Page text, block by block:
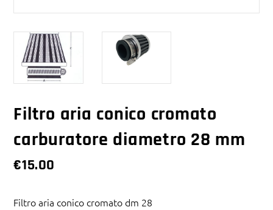
Filtro aria conico cromato
carburatore diametro 28 mm
€15.00
Filtro aria conico cromato dm 28